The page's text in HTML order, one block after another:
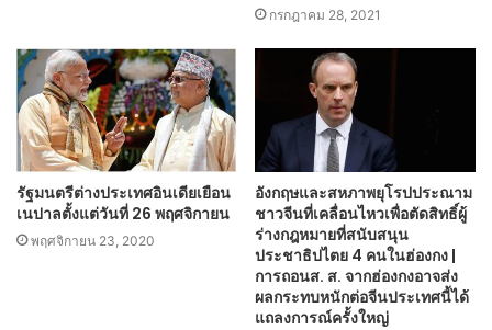
กรกฎาคม 28, 2021
รัฐมนตรีต่างประเทศอินเดียเยือน
เนปาลตั้งแต่วันที่ 26 พฤศจิกายน
พฤศจิกายน 23, 2020
อังกฤษและสหภาพยุโรปประณาม
ชาวจีนที่เคลื่อนไหวเพื่อตัดสิทธิ์ผู้
ร่างกฎหมายที่สนับสนุน
ประชาธิปไตย 4 คนในฮ่องกง |
การถอนส. ส. จากฮ่องกงอาจส่ง
ผลกระทบหนักต่อจีนประเทศนี้ได้
แถลงการณ์ครั้งใหญ่